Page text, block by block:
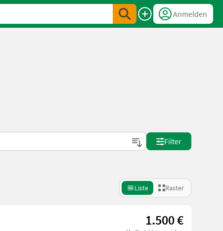
Anmelden
Filter
Liste Raster
1.500 €